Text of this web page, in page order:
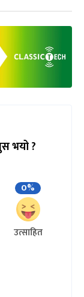
भयो ?
0%
उत्साहित